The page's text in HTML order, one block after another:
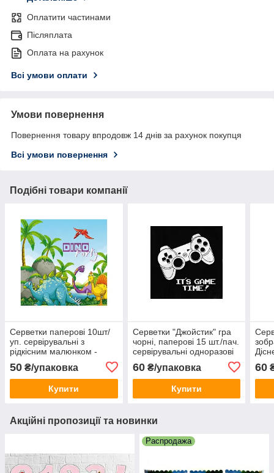
Оплатити частинами
Післяплата
Оплата на рахунок
Всі умови оплати
Умови повернення
Повернення товару впродовж 14 днів за рахунок покупця
Всі умови повернення
Подібні товари компанії
Серветки паперові 10шт/
уп. сервірувальні з
рідкісним малюнком -
50 ₴/упаковка
Купити
Серветки "Джойстик" гра
чорні, паперові 15 шт./пач.
сервірувальні одноразові
60₴/упаковка
Купити
60
Акційні пропозиції та новинки
Распродажа